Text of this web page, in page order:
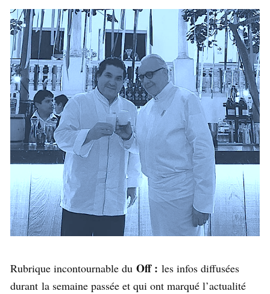
Rubrique incontournable du Off : les infos diffusées
durant la semaine passée et qui ont marqué l’actualité